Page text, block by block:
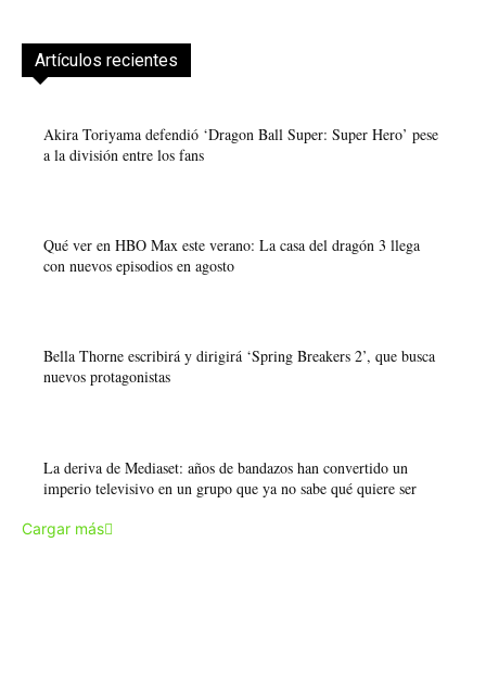
Artículos recientes
Akira Toriyama defendió ‘Dragon Ball Super: Super Hero’ pese
a la división entre los fans
Qué ver en HBO Max este verano: La casa del dragón 3 llega
con nuevos episodios en agosto
Bella Thorne escribirá y dirigirá ‘Spring Breakers 2’, que busca
nuevos protagonistas
La deriva de Mediaset: años de bandazos han convertido un
imperio televisivo en un grupo que ya no sabe qué quiere ser
Cargar más